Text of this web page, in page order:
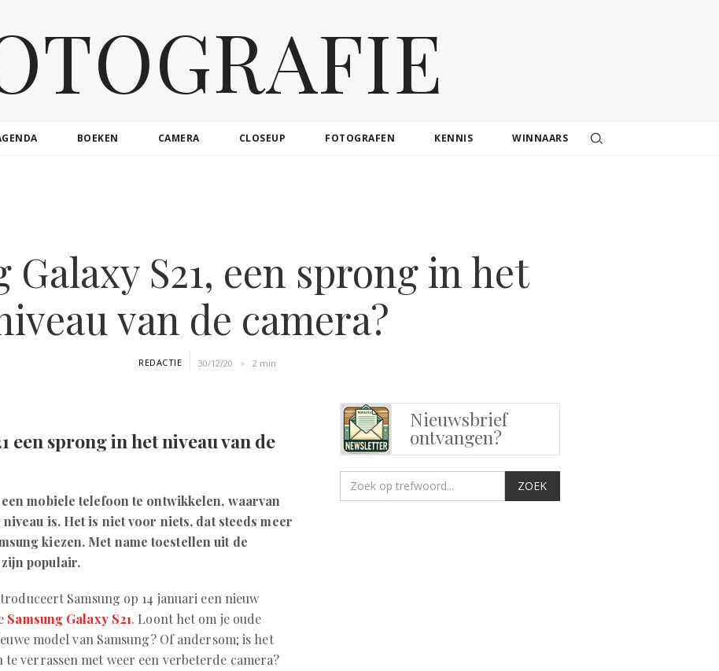
BOEKEN CAMERA CLOSEUP FOTOGRAFEN KENNIS WINNAARS
Galaxy S21, een sprong in het
van de camera?
REDACTIE 30/12/20 2 min
een sprong in het niveau van de
mobiele telefoon te ontwikkelen, waarvan
is. Het is niet voor niets, dat steeds meer
kiezen. Met name toestellen uit de
populair.
Samsung op 14 januari een nieuw
Samsung Galaxy S21. Loont het om je oude
model van Samsung? Of andersom; is het
verrassen met weer een verbeterde camera?
Nieuwsbrief
ontvangen?